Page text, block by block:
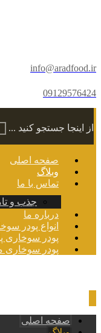
info@aradfood.ir
09129576424
از اینجا جستجو کنید ...
صفحه اصلی
وبلاگ
تماس با ما
جذب و
درباره ما
انواع پودر
پودر سوخاری
پودر سوخاری
صفحه اصلی